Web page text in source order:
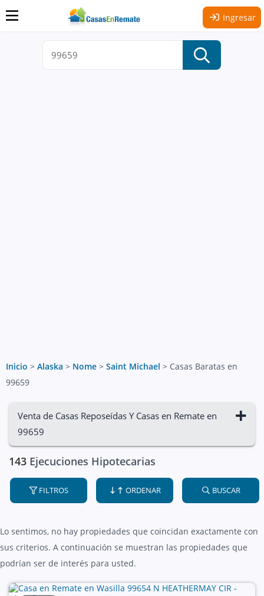
Ingresar
Inicio > Alaska > Nome > Saint Michael > Casas Baratas en
99659
Venta de Casas Reposeídas Y Casas en Remate en
99659
143 Ejecuciones Hipotecarias
FILTROS ORDENAR BUSCAR
Lo sentimos, no hay propiedades que coincidan exactamente con
sus criterios. A continuación se muestran las propiedades que
podrían ser de interés para usted.